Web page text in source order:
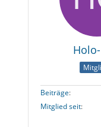
Beiträge
Mitglied seit